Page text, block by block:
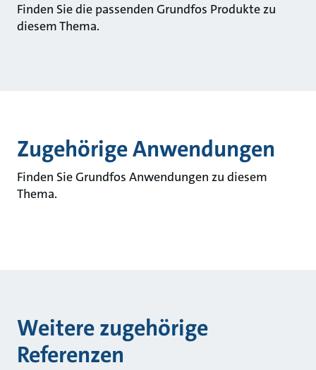
Finden Sie die passenden Grundfos Produkte zu
diesem Thema.
Zugehörige Anwendungen
Finden Sie Grundfos Anwendungen zu diesem
Thema.
Weitere zugehörige
Referenzen